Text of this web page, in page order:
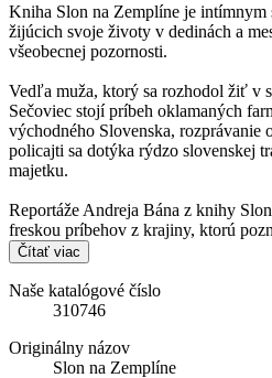
Kniha Slon na Zemplíne je
žijúcich svoje životy v dedinách a
všeobecnej pozornosti.
Vedľa muža, ktorý sa rozhodol žiť v
Sečoviec stojí príbeh oklamaných
východného Slovenska, rozprávanie
policajti sa dotýka rýdzo slovenskej
majetku.
Reportáže Andreja Bána z knihy
freskou príbehov z krajiny, ktorú
Čítať viac
Naše katalógové číslo
310746
Originálny názov
Slon na Zemplíne